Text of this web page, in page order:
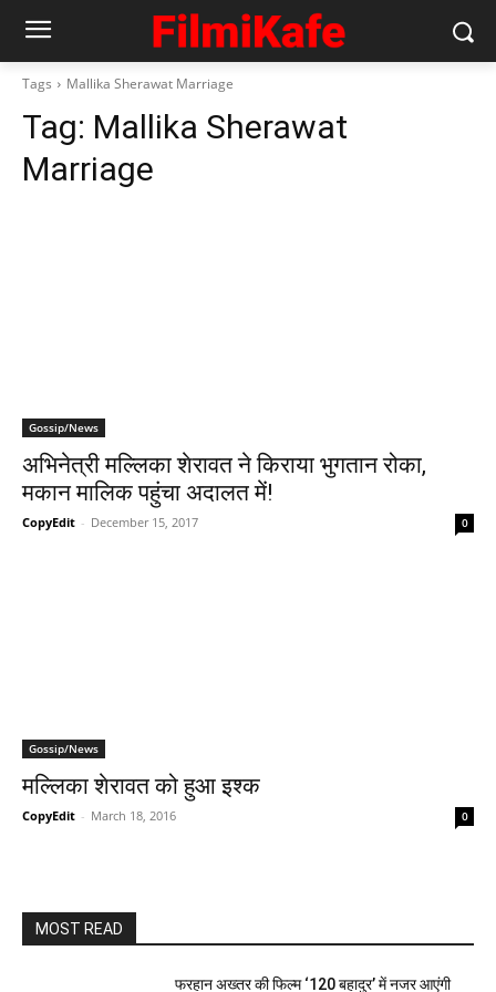
Tags Mallika Sherawat Marriage
Tag: Mallika Sherawat
Marriage
Gossip/News
अभिनेत्री मल्लिका शेरावत ने किराया भुगतान रोका,
मकान मालिक पहुंचा अदालत में!
CopyEdit - December 15, 2017 0
Gossip/News
मल्‍लिका शेरावत को हुआ इश्‍क
CopyEdit - March 18, 2016 0
MOST READ
फरहान अख्तर की फिल्म ‘120 बहादुर’ में नजर आएंगी